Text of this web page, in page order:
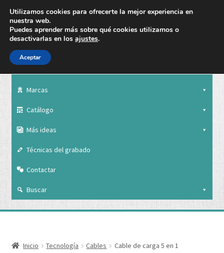
Marcas
Catálogo
Más ideas
Técnicas del grabado
Contactar
Buscar
Nuestra empresa
Inicio Tecnología Cables
Cable de carga 5 en 1
Utilizamos cookies para ofrecerte la mejor experiencia en
nuestra web.
Puedes aprender más sobre qué cookies utilizamos o
desactivarlas en los ajustes.
Aceptar